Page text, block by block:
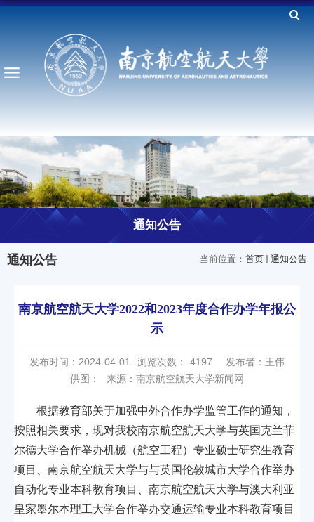
通知公告
当前位置： 首页 通知公告
通知公告
南京航空航天大学2022和2023年度合作办学年报公
示
发布时间：2024-04-01 浏览次数： 4197
发布者：王伟
供图：
来源：南京航空航天大学新闻网
根据教育部关于加强中外合作办学监管工作的通知，
按照相关要求，现对我校南京航空航天大学与英国克兰菲
尔德大学合作举办机械（航空工程）专业硕士研究生教育
项目、南京航空航天大学与与英国伦敦城市大学合作举办
自动化专业本科教育项目、南京航空航天大学与澳大利亚
皇家墨尔本理工大学合作举办交通运输专业本科教育项目